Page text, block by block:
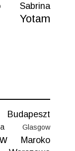
Sabrina
Yotam
Budapeszt
Glasgow
Maroko